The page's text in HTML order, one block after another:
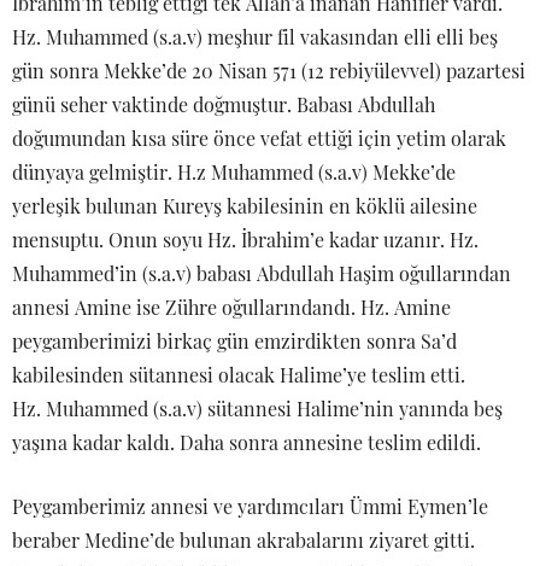
Hz. Muhammed (s.a.v) meşhur fil vakasından elli elli beş
gün sonra Mekke’de 20 Nisan 571 (12 rebiyülevvel) pazartesi
günü seher vaktinde doğmuştur. Babası Abdullah
doğumundan kısa süre önce vefat ettiği için yetim olarak
dünyaya gelmiştir. H.z Muhammed (s.a.v) Mekke’de
yerleşik bulunan Kureyş kabilesinin en köklü ailesine
mensuptu. Onun soyu Hz. İbrahim’e kadar uzanır. Hz.
Muhammed’in (s.a.v) babası Abdullah Haşim oğullarından
annesi Amine ise Zühre oğullarındandı. Hz. Amine
peygamberimizi birkaç gün emzirdikten sonra Sa’d
kabilesinden sütannesi olacak Halime’ye teslim etti.
Hz. Muhammed (s.a.v) sütannesi Halime’nin yanında beş
yaşına kadar kaldı. Daha sonra annesine teslim edildi.
Peygamberimiz annesi ve yardımcıları Ümmi Eymen’le
beraber Medine’de bulunan akrabalarını ziyaret gitti.